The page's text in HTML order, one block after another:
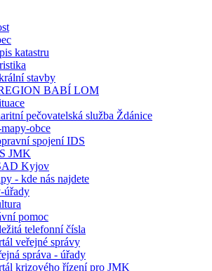
katastru
stavby
BABÍ LOM
pečovatelská služba Ždánice
obce
spojení IDS
JMK
Kyjov
- kde nás najdete
úřady
pomoc
telefonní čísla
veřejné správy
správa - úřady
krizového řízení pro JMK